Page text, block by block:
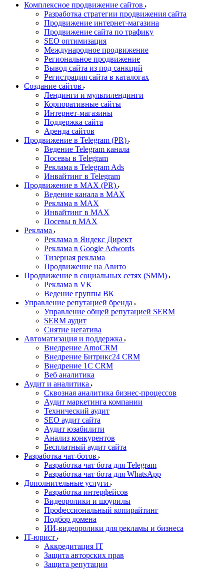
Комплексное продвижение сайтов
Разработка стратегии продвижения сайта
Продвижение интернет-магазина
Продвижение сайта по трафику
SEO оптимизация
Международное продвижение
Региональное продвижение
Вывод сайта из под санкций
Регистрация сайта в каталогах
Создание сайтов
Лендинги и мультилендинги
Корпоративные сайты
Интернет-магазины
Поддержка сайта
Аренда сайтов
Продвижение в Telegram (PR)
Ведение Telegram канала
Посевы в Telegram
Реклама в Telegram Ads
Инвайтинг в Telegram
Продвижение в MAX (PR)
Ведение канала в MAX
Реклама в MAX
Инвайтинг в MAX
Посевы в MAX
Реклама
Реклама в Яндекс Директ
Реклама в Google Adwords
Тизерная реклама
Продвижение на Авито
Продвижение в социальных сетях (SMM)
Реклама в VK
Ведение группы ВК
Управление репутацией бренда
Управление общей репутацией SERM
SERM аудит
Снятие негатива
Автоматизация и поддержка
Внедрение AmoCRM
Внедрение Битрикс24 CRM
Внедрение 1C CRM
Веб аналитика
Аудит и аналитика
Сквозная аналитика бизнес-процессов
Аудит маркетинга компании
Технический аудит
SEO аудит сайта
Аудит юзабилити
Анализ конкурентов
Бесплатный аудит сайта
Разработка чат-ботов
Разработка чат бота для Telegram
Разработка чат бота для WhatsApp
Дополнительные услуги
Разработка интерфейсов
Видеоролики и шоурилы
Профессиональный копирайтинг
Подбор домена
ИИ-видеоролики для рекламы и бизнеса
IT-юрист
Аккредитация IT
Защита авторских прав
Защита репутации